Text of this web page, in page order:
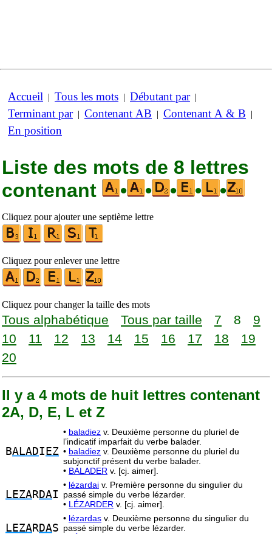
Accueil | Tous les mots | Débutant par|
Terminant par| Contenant AB | Contenant A & B |
En position
Liste des mots de 8 lettres
contenant
• • • • •
Cliquez pour ajouter une septième lettre
Cliquez pour enlever une lettre
Cliquez pour changer la taille des mots
Tous alphabétique Tous par taille 7 8
9
10
11 12 13 14 15 16 17 18
19
20
Il y a 4 mots de huit lettres contenant
2A, D, E, L et Z
BALADI EZ
• baladiez v. Deuxième personne du pluriel de
l’indicatif imparfait du verbe balader.
• baladiez v. Deuxième personne du pluriel du
subjonctif présent du verbe balader.
• BALADER v. [cj. aimer].
LEZARDAI
• lézardai v. Première personne du singulier du
passé simple du verbe lézarder.
• LÉZARDER v. [cj. aimer].
LEZARDAS
• lézardas v. Deuxième personne du singulier du
passé simple du verbe lézarder.